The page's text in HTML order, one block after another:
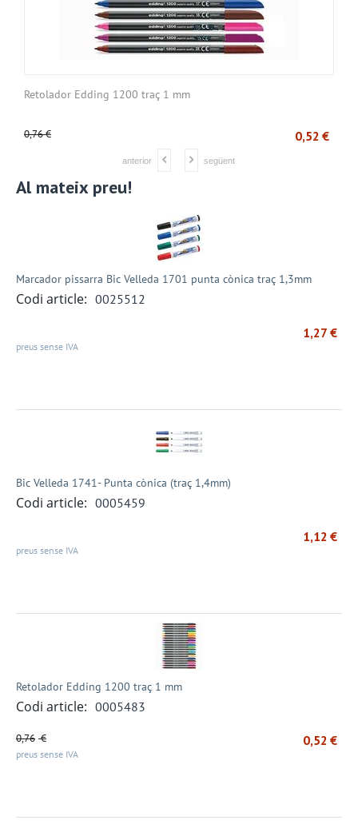
Retolador Edding 1200 traç 1 mm
0,76€ 0,52 €
anterior següent
Al mateix preu!
Marcador pissarra Bic Velleda 1701 punta cònica traç 1,3mm
Codi article: 0025512
1,27 €
preus sense IVA
Bic Velleda 1741- Punta cònica (traç 1,4mm)
Codi article: 0005459
1,12 €
preus sense IVA
Retolador Edding 1200 traç 1 mm
Codi article: 0005483
0,76 € 0,52 €
preus sense IVA